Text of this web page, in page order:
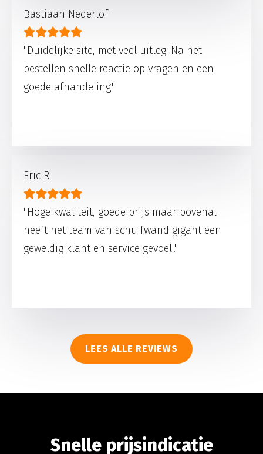
Bastiaan Nederlof
"Duidelijke site, met veel uitleg. Na het
bestellen snelle reactie op vragen en een
goede afhandeling."
Eric R
"Hoge kwaliteit, goede prijs maar bovenal
heeft het team van schuifwand gigant een
geweldig klant en service gevoel.."
LEES ALLE REVIEWS
Snelle prijsindicatie